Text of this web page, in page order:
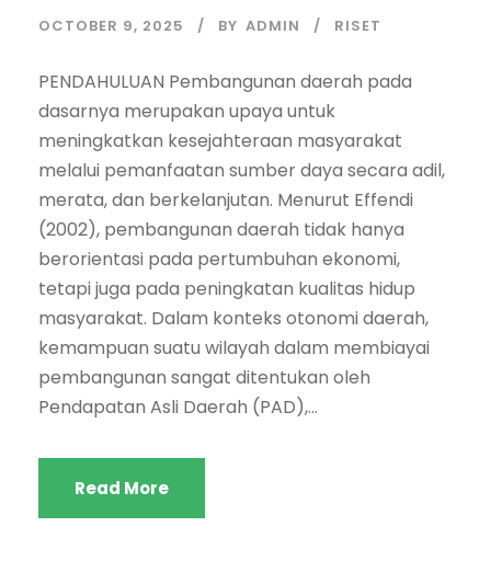
OCTOBER 9, 2025 BY ADMIN RISET
PENDAHULUAN Pembangunan daerah pada
dasarnya merupakan upaya untuk
meningkatkan kesejahteraan masyarakat
melalui pemanfaatan sumber daya secara adil,
merata, dan berkelanjutan. Menurut Effendi
(2002), pembangunan daerah tidak hanya
berorientasi pada pertumbuhan ekonomi,
tetapi juga pada peningkatan kualitas hidup
masyarakat. Dalam konteks otonomi daerah,
kemampuan suatu wilayah dalam membiayai
pembangunan sangat ditentukan oleh
Pendapatan Asli Daerah (PAD),...
Read More